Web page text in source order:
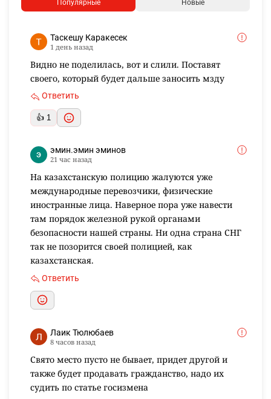
Популярные Новые
Таскешу Каракесек
1 день назад
Видно не поделилась, вот и слили. Поставят
своего, который будет дальше заносить мзду
Ответить
👍 1
эмин.эмин эминов
21 час назад
На казахстанскую полицию жалуются уже
международные перевозчики, физические
иностранные лица. Наверное пора уже навести
там порядок железной рукой органами
безопасности нашей страны. Ни одна страна СНГ
так не позорится своей полицией, как
казахстанская.
Ответить
Лаик Тюлюбаев
8 часов назад
Свято место пусто не бывает, придет другой и
также будет продавать гражданство, надо их
судить по статье госизмена